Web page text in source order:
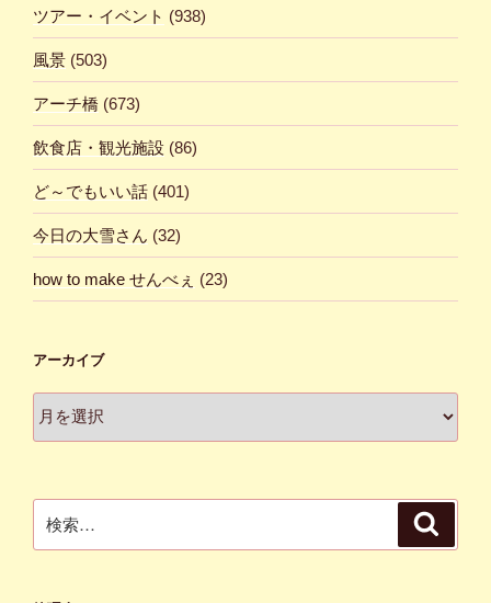
ツアー・イベント (938)
風景 (503)
アーチ橋 (673)
飲食店・観光施設 (86)
ど～でもいい話 (401)
今日の大雪さん (32)
how to make せんべぇ (23)
アーカイブ
ー
索: